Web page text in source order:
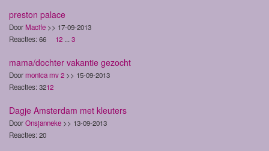
preston palace
DoorMacife >> 17-09-2013
Reacties: 66
12 ... 3
mama/dochter vakantie gezocht
Doormonica mv 2 >> 15-09-2013
Reacties: 3212
Dagje Amsterdam met kleuters
DoorOnsjanneke >> 13-09-2013
Reacties: 20